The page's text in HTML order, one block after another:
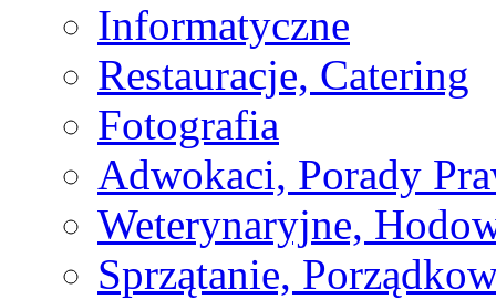
Informatyczne
Restauracje, Catering
Fotografia
Adwokaci, Porady
Weterynaryjne,
Sprzątanie,